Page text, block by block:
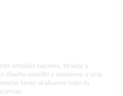
amplios cajones, tirador y
diseño sencillo y moderno y una
tener al alcance todo lo